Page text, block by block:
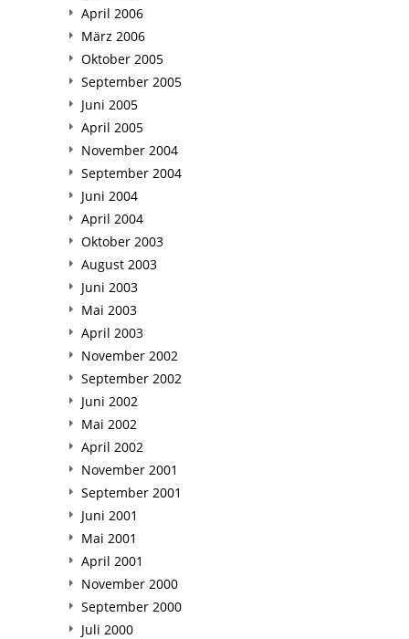
April 2006
März 2006
Oktober 2005
September 2005
Juni 2005
April 2005
November 2004
September 2004
Juni 2004
April 2004
Oktober 2003
August 2003
Juni 2003
Mai 2003
April 2003
November 2002
September 2002
Juni 2002
Mai 2002
April 2002
November 2001
September 2001
Juni 2001
Mai 2001
April 2001
November 2000
September 2000
Juli 2000